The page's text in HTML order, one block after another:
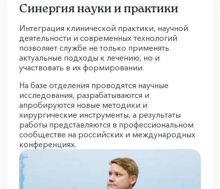
Синергия науки и практики
Интеграция клинической практики, научной
деятельности и современных технологий
позволяет службе не только применять
актуальные подходы к лечению, но и
участвовать в их формировании.
На базе отделения проводятся научные
исследования, разрабатываются и
апробируются новые методики и
хирургические инструменты, а результаты
работы представляются в профессиональном
сообществе на российских и международных
конференциях.